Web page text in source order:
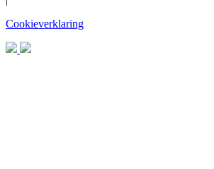
Cookieverklaring